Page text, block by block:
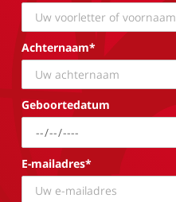
Achternaam*
Geboortedatum
E-mailadres*